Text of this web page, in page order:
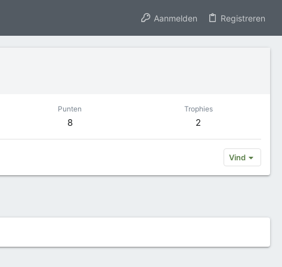
Aanmelden Registreren
Punten
8
Trophies
2
Vind